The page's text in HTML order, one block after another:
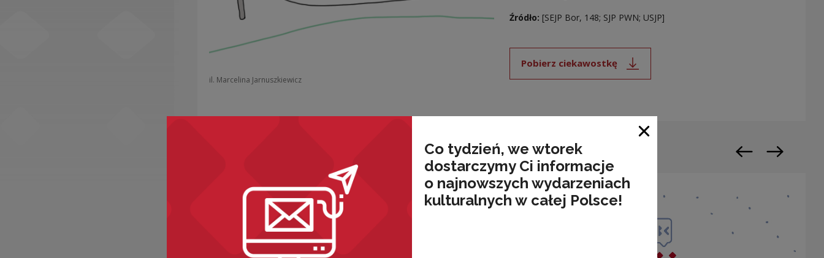
il. Marcelina Jarnuszkiewicz
Źródło: [SEJP Bor, 148; SJP PWN; USJP]
Pobierz ciekawostkę
Uwaga, link zostanie otwarty w nowym oknie
Poprzedni slajd
Następny
Co tydzień, we wtorek
dostarczymy Ci informacje
o najnowszych wydarzeniach
kulturalnych w całej Polsce!